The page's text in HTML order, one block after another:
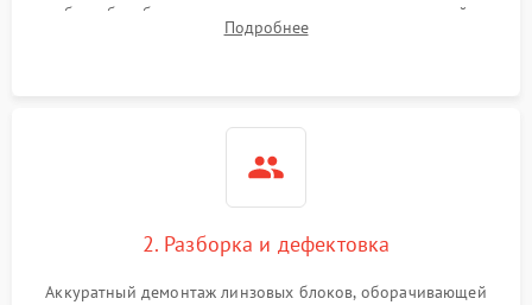
работы барабанчиков ввода поправок, кольца отстройки
параллакса и зума. Выявление сколов, внутренних
Подробнее
2. Разборка и дефектовка
Аккуратный демонтаж линзовых блоков, оборачивающей